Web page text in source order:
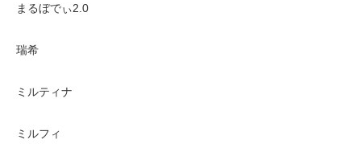
まるぼでぃ2.0
瑞希
ミルティナ
ミルフィ